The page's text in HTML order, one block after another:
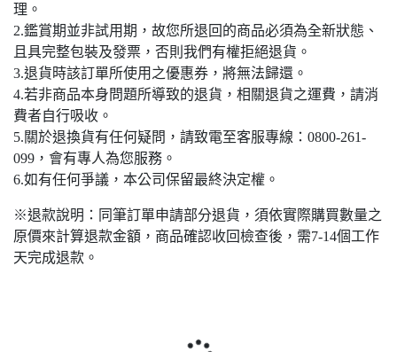
理。
2.鑑賞期並非試用期，故您所退回的商品必須為全新狀態、
且具完整包裝及發票，否則我們有權拒絕退貨。
3.退貨時該訂單所使用之優惠券，將無法歸還。
4.若非商品本身問題所導致的退貨，相關退貨之運費，請消
費者自行吸收。
5.關於退換貨有任何疑問，請致電至客服專線：0800-261-
099，會有專人為您服務。
6.如有任何爭議，本公司保留最終決定權。
※退款說明：同筆訂單申請部分退貨，須依實際購買數量之
原價來計算退款金額，商品確認收回檢查後，需7-14個工作
天完成退款。